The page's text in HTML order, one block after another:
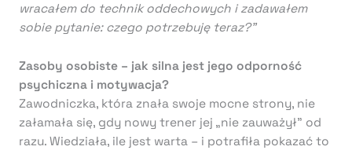
wracałem do technik oddechowych i zadawałem
sobie pytanie: czego potrzebuję teraz?”
Zasoby osobiste – jak silna jest jego odporność
psychiczna i motywacja?
Zawodniczka, która znała swoje mocne strony, nie
załamała się, gdy nowy trener jej „nie zauważył” od
razu. Wiedziała, ile jest warta – i potrafiła pokazać to